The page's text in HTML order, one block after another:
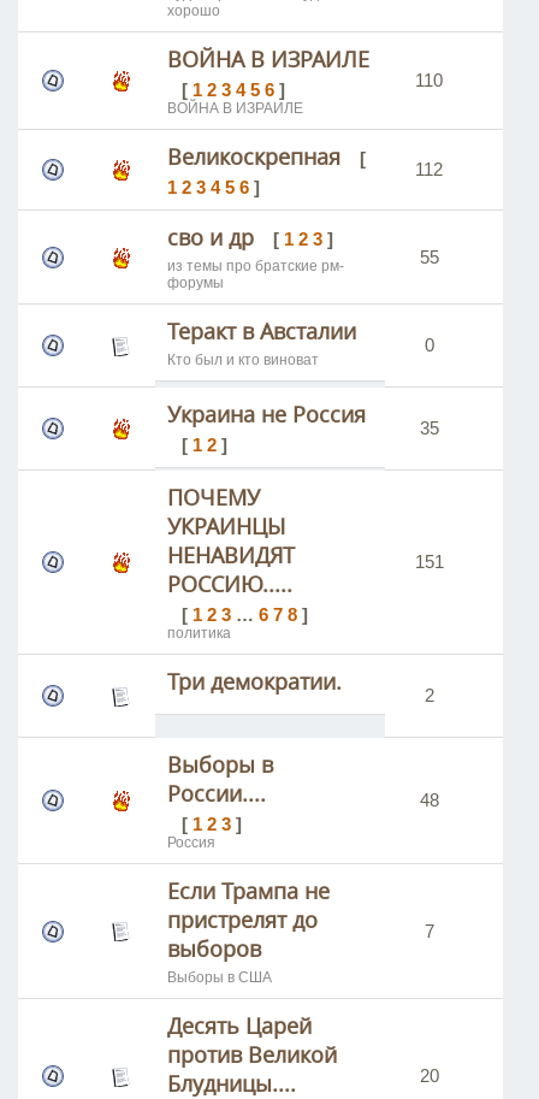
хорошо
ВОЙНА В ИЗРАИЛЕ
[ 1 2 3 4 5 6 ]
ВОЙНА В ИЗРАИЛЕ
110
Великоскрепная [
1 2 3 4 5 6 ]
112
сво и др [ 1 2 3 ]
из темы про братские рм-
форумы
55
Теракт в Австалии
Кто был и кто виноват
0
Украина не Россия
[ 1 2 ]
35
ПОЧЕМУ
УКРАИНЦЫ
НЕНАВИДЯТ
РОССИЮ.....
[ 1 2 3 … 6 7 8 ]
политика
151
Три демократии. 2
Выборы в
России....
[ 1 2 3 ]
Россия
48
Если Трампа не
пристрелят до
выборов
Выборы в США
7
Десять Царей
против Великой
Блудницы....
20